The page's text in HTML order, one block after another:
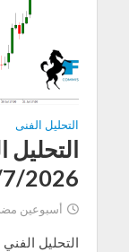
التحليل الفنى
التحليل
2026
أسبوعين